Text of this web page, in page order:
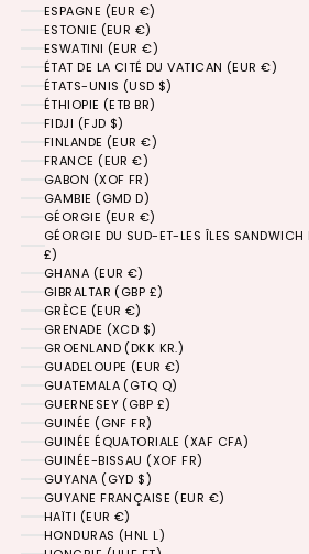
ESPAGNE (EUR €)
ESTONIE (EUR €)
ESWATINI (EUR €)
ÉTAT DE LA CITÉ DU VATICAN (EUR €)
ÉTATS-UNIS (USD $)
ÉTHIOPIE (ETB BR)
FIDJI (FJD $)
FINLANDE (EUR €)
FRANCE (EUR €)
GABON (XOF FR)
GAMBIE (GMD D)
GÉORGIE (EUR €)
GÉORGIE DU SUD-ET-LES ÎLES SANDWICH
£)
GHANA (EUR €)
GIBRALTAR (GBP £)
GRÈCE (EUR €)
GRENADE (XCD $)
GROENLAND (DKK KR.)
GUADELOUPE (EUR €)
GUATEMALA (GTQ Q)
GUERNESEY (GBP £)
GUINÉE (GNF FR)
GUINÉE ÉQUATORIALE (XAF CFA)
GUINÉE-BISSAU (XOF FR)
GUYANA (GYD $)
GUYANE FRANÇAISE (EUR €)
HAÏTI (EUR €)
HONDURAS (HNL L)